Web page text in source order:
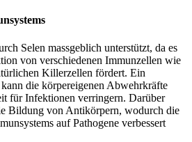
Selen massgeblich unterstützt, da es
von verschiedenen Immunzellen wie
Killerzellen fördert. Ein
kann die körpereigenen Abwehrkräfte
für Infektionen verringern. Darüber
Bildung von Antikörpern, wodurch die
auf Pathogene verbessert